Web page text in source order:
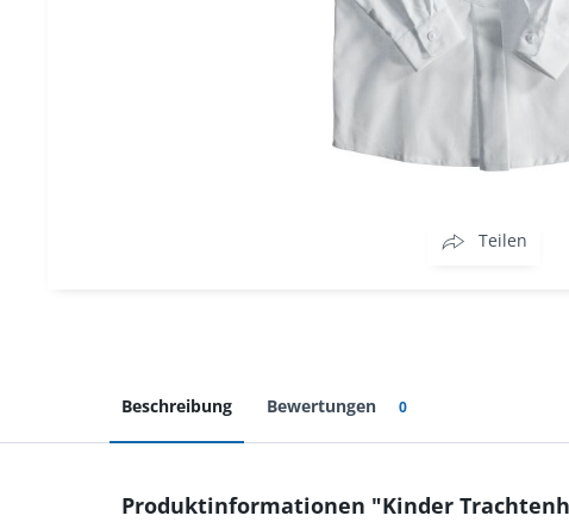
Teilen
Beschreibung Bewertungen 0
Produktinformationen "Kinder